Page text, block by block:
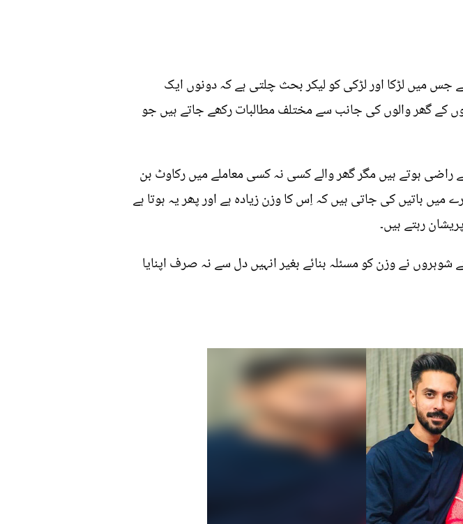
میں لڑکا اور لڑکی کو لیکر بحث چلتی ہے کہ دونوں ایک
کے گھر والوں کی جانب سے مختلف مطالبات رکھے جاتے ہیں جو
ہوتے ہیں مگر گھر والے کسی نہ کسی معاملے میں رکاوٹ بن
باتیں کی جاتی ہیں کہ اِس کا وزن زیادہ ہے اور پھر یہ ہوتا ہے
رہتے ہیں۔
نے وزن کو مسئلہ بنائے بغیر انہیں دل سے نہ صرف اپنایا